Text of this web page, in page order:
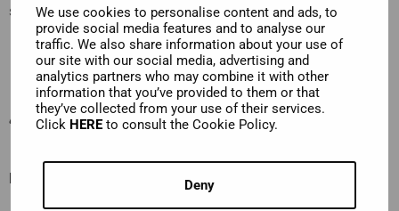
We use cookies to personalise content and ads, to
provide social media features and to analyse our
traffic. We also share information about your use of
our site with our social media, advertising and
analytics partners who may combine it with other
information that you’ve provided to them or that
they’ve collected from your use of their services.
Click HEREto consult the Cookie Policy.
Deny
seguro que tú tienes tus favoritos..
Antes de partir
Línea Roja : La parada 2 está cerrada después de las 13:40.